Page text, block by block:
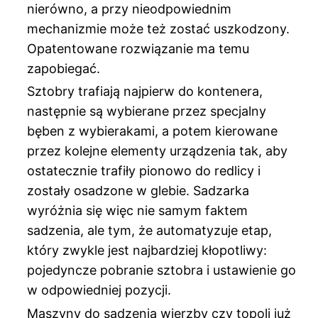
nierówno, a przy nieodpowiednim
mechanizmie może też zostać uszkodzony.
Opatentowane rozwiązanie ma temu
zapobiegać.
Sztobry trafiają najpierw do kontenera,
następnie są wybierane przez specjalny
bęben z wybierakami, a potem kierowane
przez kolejne elementy urządzenia tak, aby
ostatecznie trafiły pionowo do redlicy i
zostały osadzone w glebie. Sadzarka
wyróżnia się więc nie samym faktem
sadzenia, ale tym, że automatyzuje etap,
który zwykle jest najbardziej kłopotliwy:
pojedyncze pobranie sztobra i ustawienie go
w odpowiedniej pozycji.
Maszyny do sadzenia wierzby czy topoli już